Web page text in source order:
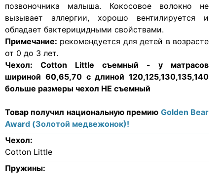
позвоночника малыша. Кокосовое волокно не
вызывает аллергии, хорошо вентилируется и
обладает бактерицидными свойствами.
Примечание: рекомендуется для детей в возрасте
от 0 до 3 лет.
Чехол: Cotton Little съемный - у матрасов
шириной 60,65,70 с длиной 120,125,130,135,140
больше размерычехол НЕ съемный
Товар получил национальную премию Golden Bear
Award (Золотой медвежонок)!
Чехол:
Cotton Little
Пружины: